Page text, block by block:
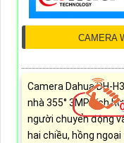
CAMERA
Camera Dahua DH-
nhà 355° 3MP tích
người chuyển động
hai chiều, hồng